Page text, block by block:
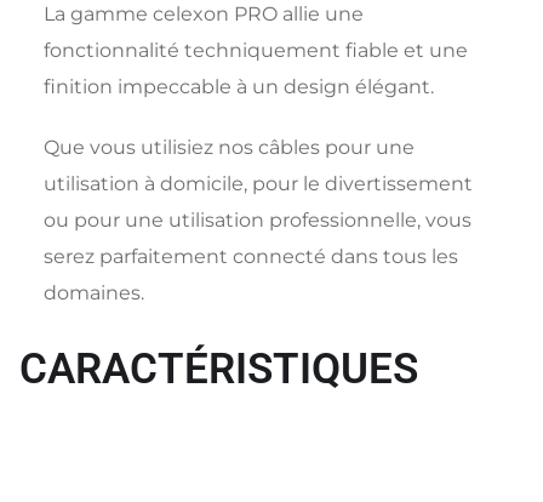
La gamme celexon PRO allie une
fonctionnalité techniquement fiable et une
finition impeccable à un design élégant.
Que vous utilisiez nos câbles pour une
utilisation à domicile, pour le divertissement
ou pour une utilisation professionnelle, vous
serez parfaitement connecté dans tous les
domaines.
CARACTÉRISTIQUES